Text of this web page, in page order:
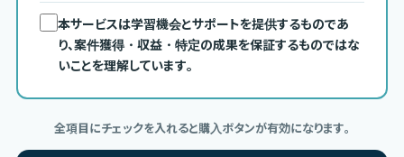
本サービスは学習機会とサポートを提供するものであ
り、案件獲得・収益・特定の成果を保証するものではな
いことを理解しています。
全項目にチェックを入れると購入ボタンが有効になります。